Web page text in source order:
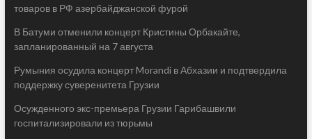
товаров в РФ азербайджанской фурой
В Батуми отменили концерт Кристины Орбакайте,
запланированный на 7 августа
Румыния осудила концерт Morandi в Абхазии и подтвердила
поддержку суверенитета Грузии
Осужденного экс-премьера Грузии Гарибашвили
госпитализировали из тюрьмы